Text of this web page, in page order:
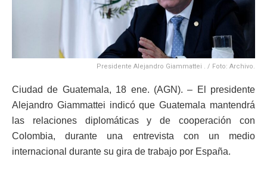
Presidente Alejandro Giammattei . / Foto: Archivo.
Ciudad de Guatemala, 18 ene. (AGN). – El presidente
Alejandro Giammattei indicó que Guatemala mantendrá
las relaciones diplomáticas y de cooperación con
Colombia, durante una entrevista con un medio
internacional durante su gira de trabajo por España.